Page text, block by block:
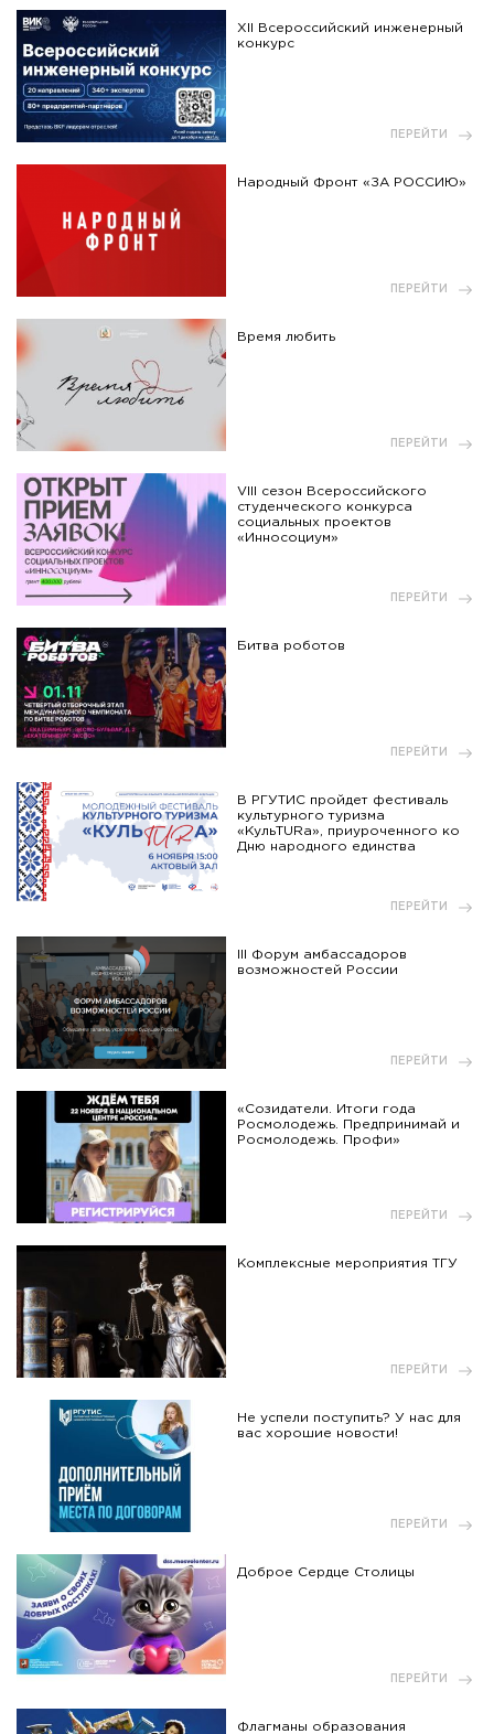
XII Всероссийский инженерный
конкурс
ПЕРЕЙТИ
Народный Фронт «ЗА РОССИЮ»
ПЕРЕЙТИ
Время любить
ПЕРЕЙТИ
VIII сезон Всероссийского
студенческого конкурса
социальных проектов
«Инносоциум»
ПЕРЕЙТИ
Битва роботов
ПЕРЕЙТИ
В РГУТИС пройдет фестиваль
культурного туризма
«КульTURа», приуроченного ко
Дню народного единства
ПЕРЕЙТИ
III Форум амбассадоров
возможностей России
ПЕРЕЙТИ
«Созидатели. Итоги года
Росмолодежь. Предпринимай и
Росмолодежь. Профи»
ПЕРЕЙТИ
Комплексные мероприятия ТГУ
ПЕРЕЙТИ
Не успели поступить? У нас для
вас хорошие новости!
ПЕРЕЙТИ
Доброе Сердце Столицы
ПЕРЕЙТИ
Флагманы образования